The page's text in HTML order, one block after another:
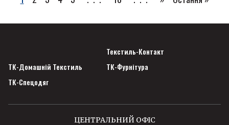
Текстиль-Контакт
ТК-Домашній Текстиль
ТК-Фурнітура
ТК-Спецодяг
ЦЕНТРАЛЬНИЙ ОФІС